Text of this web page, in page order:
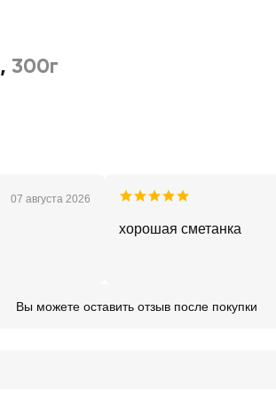
, 300г
07 августа 2026
хорошая сметанка
Вы можете оставить отзыв после покупки